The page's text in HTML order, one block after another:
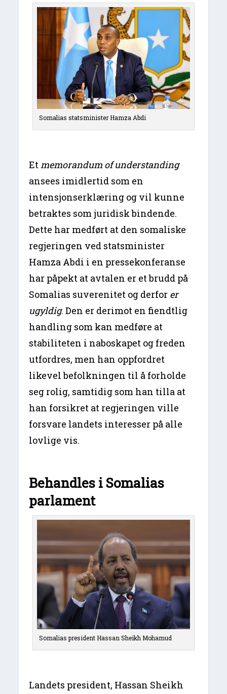
Somalias statsminister Hamza Abdi
Etmemorandum of understanding
ansees imidlertid som en
intensjonserklæring og vil kunne
betraktes som juridisk bindende.
Dette har medført at den somaliske
regjeringen ved statsminister
Hamza Abdi i en pressekonferanse
har påpekt at avtalen er et brudd på
Somalias suverenitet og derfor er
ugyldig. Den er derimot en fiendtlig
handling som kan medføre at
stabiliteten i naboskapet og freden
utfordres, men han oppfordret
likevel befolkningen til å forholde
seg rolig, samtidig som han tilla at
han forsikret at regjeringen ville
forsvare landets interesser på alle
lovlige vis.
Behandles i Somalias
parlament
Somalias president Hassan Sheikh Mohamud
Landets president, Hassan Sheikh